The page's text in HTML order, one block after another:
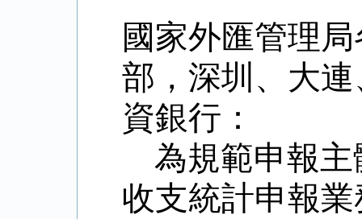
國家外匯管理
部，深圳、大
資銀行：
為規範申報
收支統計申報